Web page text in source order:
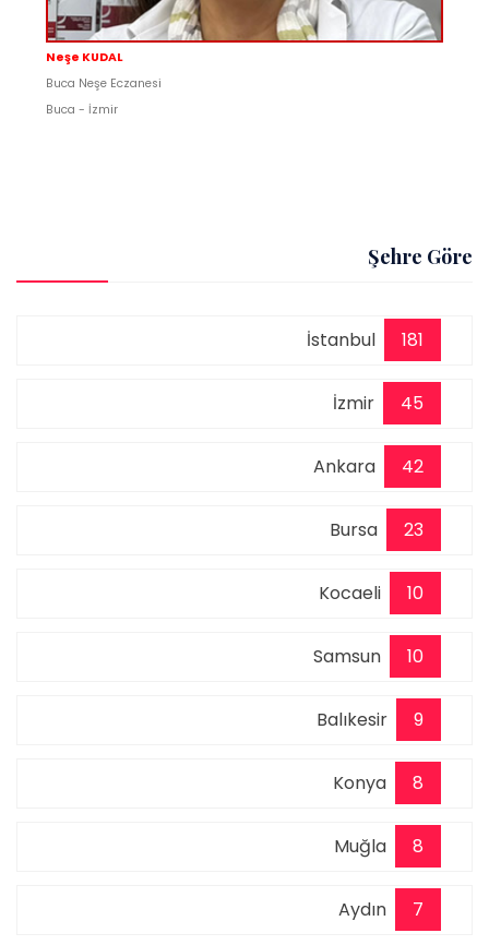
Neşe KUDAL
Buca Neşe Eczanesi
Buca - İzmir
Şehre Göre
İstanbul 181
İzmir 45
Ankara 42
Bursa 23
Kocaeli 10
Samsun 10
Balıkesir 9
Konya 8
Muğla 8
Aydın 7